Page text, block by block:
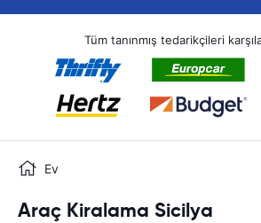
Tüm tanınmış tedarikçileri
Ev
Araç Kiralama Sicilya